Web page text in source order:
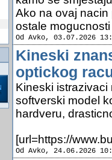
Ako na ovaj nacin
ostale
Od Avko, 03.07.2026
Kineski
optickog
Kineski
softverski model
hardveru,
[url=https://
Od Avko, 24.06.2026